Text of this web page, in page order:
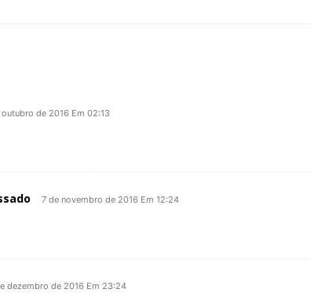
outubro de 2016 Em 02:13
7 de novembro de 2016 Em 12:24
dezembro de 2016 Em 23:24